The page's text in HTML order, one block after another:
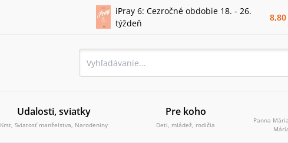
iPray 6: Cezročné obdobie 18. - 26.
týždeň
8,80
Udalosti, sviatky
Krst, Sviatosť manželstva, Narodeniny
Pre koho
Deti, mládež, rodičia
Panna